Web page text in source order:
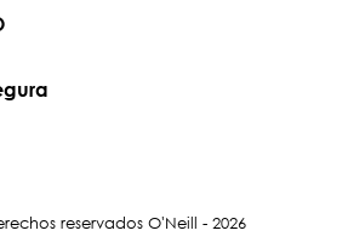
reservados O'Neill - 2026